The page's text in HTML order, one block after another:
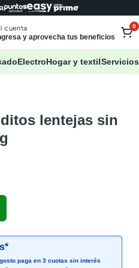
cuenta
y aprovecha tus beneficios
0
ElectroHogar y textilServicios
lentejas sin
paga en 3 cuotas sin interés